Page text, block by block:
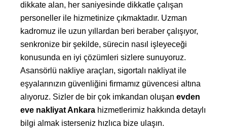
dikkate alan, her saniyesinde dikkatle çalışan
personeller ile hizmetinize çıkmaktadır. Uzman
kadromuz ile uzun yıllardan beri beraber çalışıyor,
senkronize bir şekilde, sürecin nasıl işleyeceği
konusunda en iyi çözümleri sizlere sunuyoruz.
Asansörlü nakliye araçları, sigortalı nakliyat ile
eşyalarınızın güvenliğini firmamız güvencesi altına
alıyoruz. Sizler de bir çok imkandan oluşan evden
eve nakliyat Ankara hizmetlerimiz hakkında detaylı
bilgi almak isterseniz hızlıca bize ulaşın.